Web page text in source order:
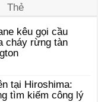
Thẻ
kêu gọi cầu
cháy rừng tàn
tại Hiroshima:
tìm kiếm công lý